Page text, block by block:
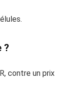
?
contre un prix